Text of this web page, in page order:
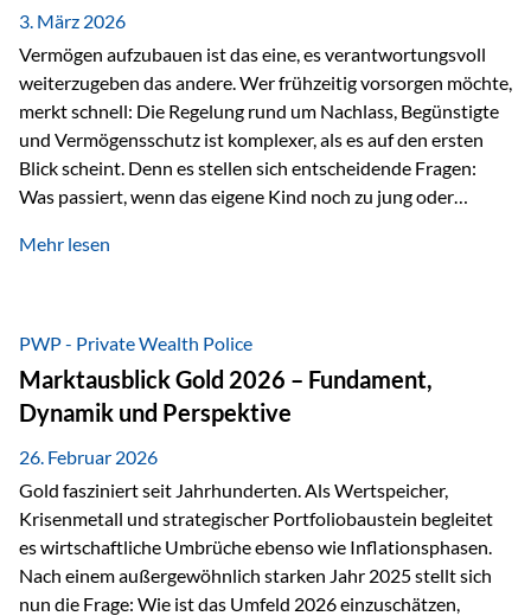
Zinsen, Dividenden und Kursgewinne werden laufend
besteuert.
3. März 2026
Vermögen aufzubauen ist das eine, es verantwortungsvoll
weiterzugeben das andere. Wer frühzeitig vorsorgen möchte,
merkt schnell: Die Regelung rund um Nachlass, Begünstigte
und Vermögensschutz ist komplexer, als es auf den ersten
Blick scheint. Denn es stellen sich entscheidende Fragen:
Was passiert, wenn das eigene Kind noch zu jung oder
verwalten? Wie kann verhindert werden, dass Ex-Partner,
unbürokratisch übertragen, ohne ausschließlich auf ein
Testament angewiesen zu sein? Wenn klassische Lösungen
nicht ausreichen Traditionelle Nachlassregelungen stoßen
oft…
Mehr lesen
PWP - Private Wealth Police
Marktausblick Gold 2026 – Fundament,
Dynamik und Perspektive
26. Februar 2026
Gold fasziniert seit Jahrhunderten. Als Wertspeicher,
Krisenmetall und strategischer Portfoliobaustein begleitet
es wirtschaftliche Umbrüche ebenso wie Inflationsphasen.
Nach einem außergewöhnlich starken Jahr 2025 stellt sich
nun die Frage: Wie ist das Umfeld 2026 einzuschätzen,